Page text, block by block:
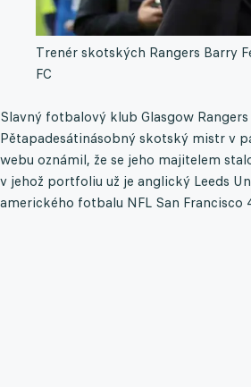
Trenér skotských Rangers Barry
FC
Slavný fotbalový klub Glasgow
Pětapadesátinásobný skotský mistr v
webu oznámil, že se jeho majitelem
v jehož portfoliu už je anglický Leeds
amerického fotbalu NFL San Francisco